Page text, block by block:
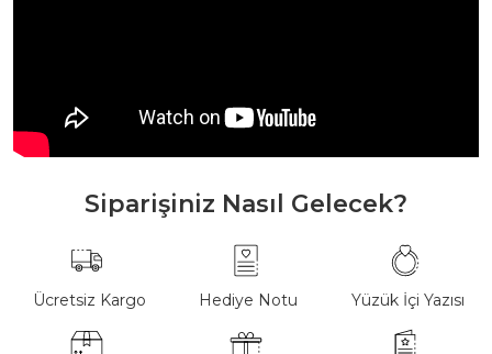
Siparişiniz Nasıl Gelecek?
Ücretsiz Kargo Hediye Notu Yüzük İçi Yazısı